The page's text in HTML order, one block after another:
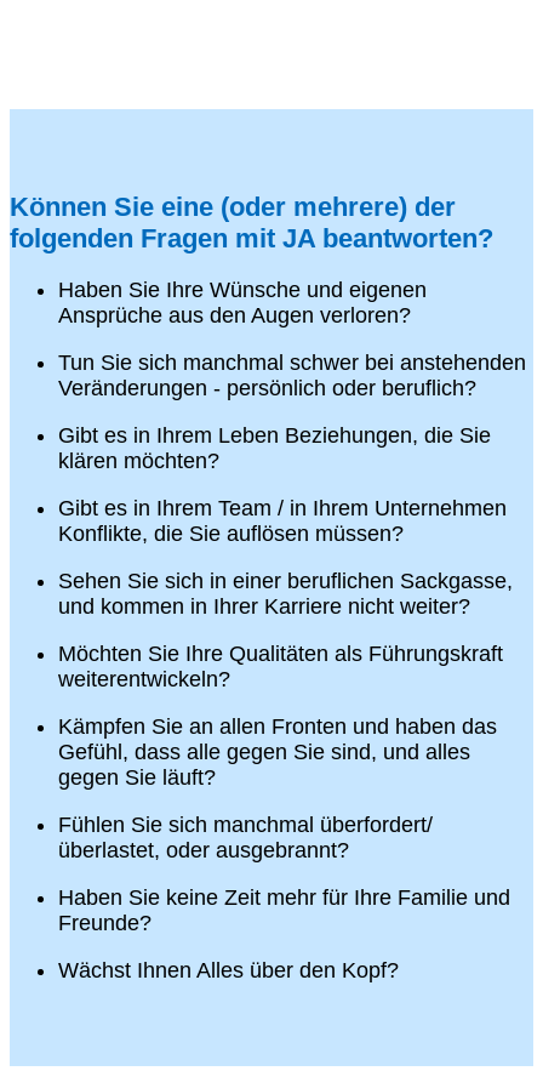
Können Sie eine (oder mehrere) der
folgenden Fragen mit JA beantworten?
Haben Sie Ihre Wünsche und eigenen
Ansprüche aus den Augen verloren?
Tun Sie sich manchmal schwer bei anstehenden
Veränderungen - persönlich oder beruflich?
Gibt es in Ihrem Leben Beziehungen, die Sie
klären möchten?
Gibt es in Ihrem Team / in Ihrem Unternehmen
Konflikte, die Sie auflösen müssen?
Sehen Sie sich in einer beruflichen Sackgasse,
und kommen in Ihrer Karriere nicht weiter?
Möchten Sie Ihre Qualitäten als Führungskraft
weiterentwickeln?
Kämpfen Sie an allen Fronten und haben das
Gefühl, dass alle gegen Sie sind, und alles
gegen Sie läuft?
Fühlen Sie sich manchmal überfordert/
überlastet, oder ausgebrannt?
Haben Sie keine Zeit mehr für Ihre Familie und
Freunde?
Wächst Ihnen Alles über den Kopf?